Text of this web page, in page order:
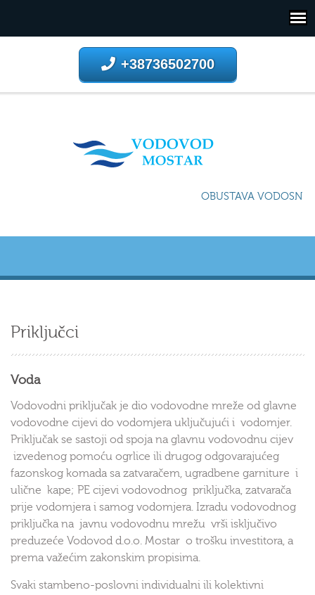
+38736502700
OBUSTAVA
Priključci
Voda
Vodovodni priključak je dio vodovodne mreže od glavne
vodovodne cijevi do vodomjera uključujući i vodomjer.
Priključak se sastoji od spoja na glavnu vodovodnu cijev
izvedenog pomoću ogrlice ili drugog odgovarajućeg
fazonskog komada sa zatvaračem, ugradbene garniture i
ulične kape; PE cijevi vodovodnog priključka, zatvarača
prije vodomjera i samog vodomjera. Izradu vodovodnog
priključka na javnu vodovodnu mrežu vrši isključivo
preduzeće Vodovod d.o.o. Mostar o trošku investitora, a
prema važećim zakonskim propisima.
Svaki stambeno-poslovni individualni ili kolektivni